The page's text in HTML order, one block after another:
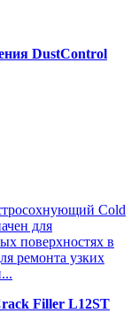
DustControl
Cold
для
поверхностях в
ремонта узких
Filler L12SТ